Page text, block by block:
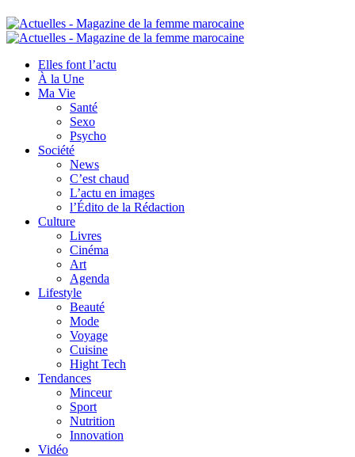
Elles font l’actu
À la Une
Ma Vie
Santé
Sexo
Psycho
Société
News
C’est chaud
L’actu en images
l’Édito de la Rédaction
Culture
Livres
Cinéma
Art
Agenda
Lifestyle
Beauté
Mode
Voyage
Cuisine
Hight Tech
Tendances
Minceur
Sport
Nutrition
Innovation
Vidéo